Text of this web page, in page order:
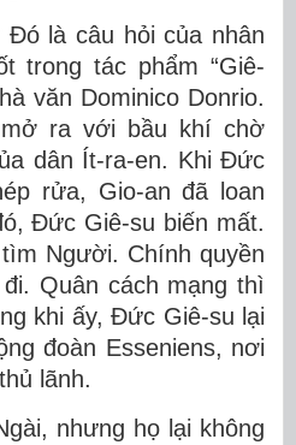
Đó là câu hỏi của nhân
trong tác phẩm “Giê-
văn Dominico Donrio.
ra với bầu khí chờ
dân Ít-ra-en. Khi Đức
rửa, Gio-an đã loan
Đức Giê-su biến mất.
Người. Chính quyền
Quân cách mạng thì
khi ấy, Đức Giê-su lại
đoàn Esseniens, nơi
lãnh.
nhưng họ lại không